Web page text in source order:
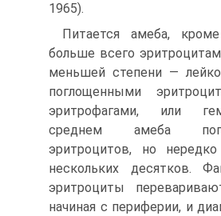
1965).
Питается амеба,
больше всего
меньшей степени —
поглощенными
эритрофагами, или
среднем амеба
эритроцитов, но
нескольких десятков.
эритроциты
начиная с периферии, и